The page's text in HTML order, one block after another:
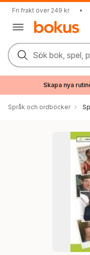
Fri frakt över 249 kr •
Sök bok, spel,
Skapa nya
Språk och ordböcker